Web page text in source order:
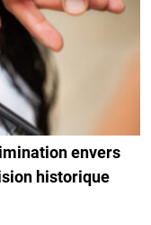
envers
historique